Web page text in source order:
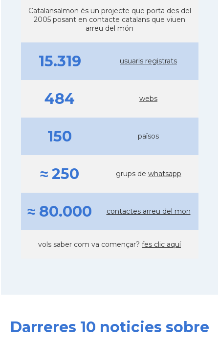
Catalansalmon és un projecte que porta des del
2005 posant en contacte catalans que viuen
arreu del món
15.319 usuaris registrats
484 webs
150 països
≈ 250 grups de whatsapp
≈ 80.000 contactes arreu del mon
vols saber com va començar? fes clic aquí
Darreres 10 noticies sobre